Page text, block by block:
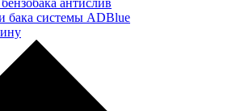
бака системы ADBlue